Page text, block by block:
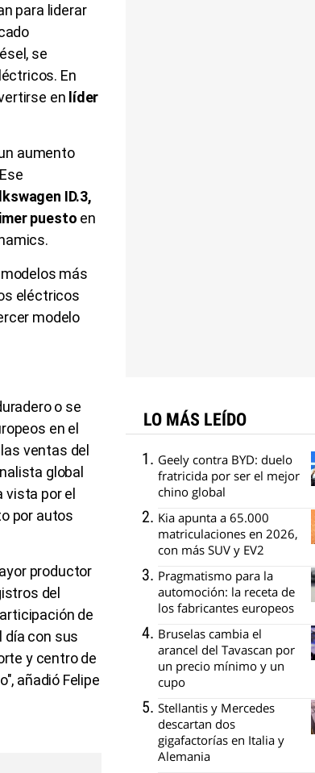
para liderar
se
En
en líder
aumento
ID.3,
puesto en
más
eléctricos
modelo
o se
en el
ventas del
global
vista por el
por autos
productor
del
de
día con sus
y centro de
añadió Felipe
LO MÁS LEÍDO
Geely contra BYD: duelo
fratricida por ser el mejor
chino global
Kia apunta a 65.000
matriculaciones en 2026,
con más SUV y EV2
Pragmatismo para la
automoción: la receta de
los fabricantes europeos
Bruselas cambia el
arancel del Tavascan por
un precio mínimo y un
cupo
Stellantis y Mercedes
descartan dos
gigafactorías en Italia y
Alemania